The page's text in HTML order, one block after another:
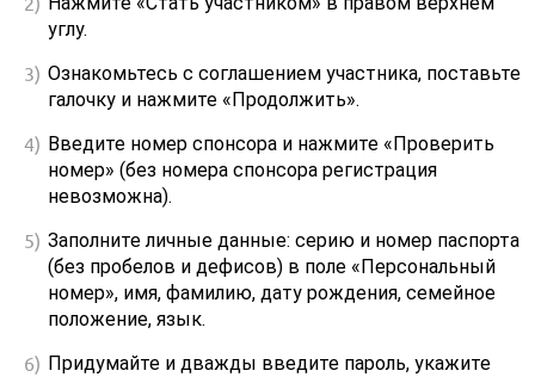
углу.
Ознакомьтесь с соглашением участника, поставьте
галочку и нажмите «Продолжить».
Введите номер спонсора и нажмите «Проверить
номер» (без номера спонсора регистрация
невозможна).
Заполните личные данные: серию и номер паспорта
(без пробелов и дефисов) в поле «Персональный
номер», имя, фамилию, дату рождения, семейное
положение, язык.
Придумайте и дважды введите пароль, укажите